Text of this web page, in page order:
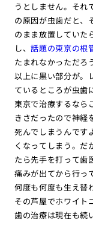
うとしません。それ
の原因が虫歯だと、
のまま放置していた
し、話題の東京の根
たまれなかっただろ
以上に黒い部分が。
ているところが虫歯
東京で治療するなら
きさだったので神経
死んでしまうんです
くなってしまう。だ
たら先手を打って歯
痛みが出てから行っ
何度も何度も生え替
その芦屋でホワイト
歯の治療は現在も続